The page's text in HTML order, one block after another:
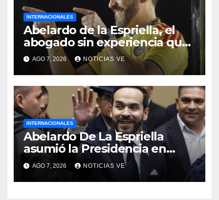
INTERNACIONALES
Abelardo de la Espriella, el
abogado sin experiencia que
empezó a gobernar Colombia
AGO 7, 2026 NOTICIAS VE
INTERNACIONALES
Abelardo De La Espriella
asumió la Presidencia en
medio de una polarización
AGO 7, 2026 NOTICIAS VE